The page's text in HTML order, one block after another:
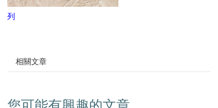
列
相關文章